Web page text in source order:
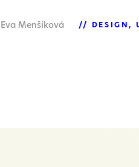
Eva Menšíková DESIGN